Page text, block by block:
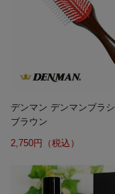
デンマン デンマンブラ
ブラウン
2,750円（税込）